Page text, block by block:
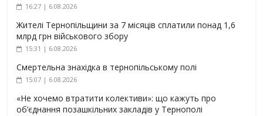
16:27 | 6.08.2026
Жителі Тернопільщини за 7 місяців сплатили понад 1,6
млрд грн військового збору
15:31 | 6.08.2026
Смертельна знахідка в тернопільському полі
15:07 | 6.08.2026
«Не хочемо втратити колективи»: що кажуть про
об’єднання позашкільних закладів у Тернополі